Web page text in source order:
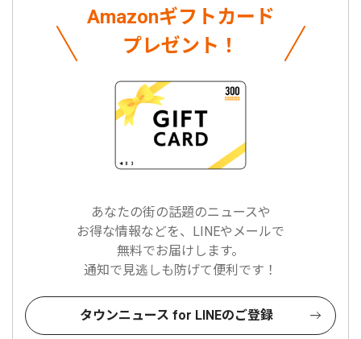
Amazonギフトカード
プレゼント！
あなたの街の話題のニュースや
お得な情報などを、LINEやメールで
無料でお届けします。
通知で見逃しも防げて便利です！
タウンニュース for LINEのご登録